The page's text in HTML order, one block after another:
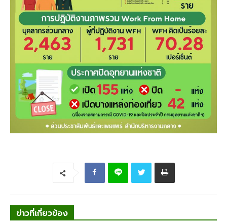
ข่าวที่เกี่ยวข้อง